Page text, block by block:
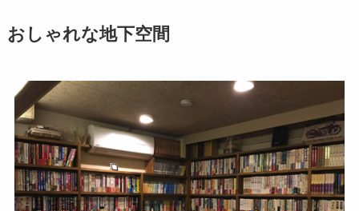
おしゃれな地下空間